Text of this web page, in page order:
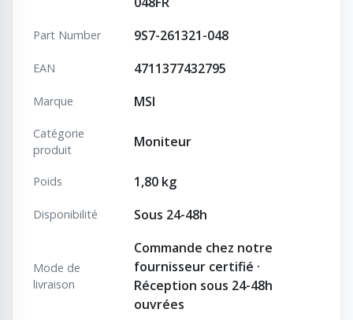
Part Number 9S7-261321-048
EAN 4711377432795
Marque MSI
Catégorie
produit
Moniteur
Poids 1,80 kg
Disponibilité Sous 24-48h
Mode de
livraison
Commande chez notre
fournisseur certifié ·
Réception sous 24-48h
ouvrées